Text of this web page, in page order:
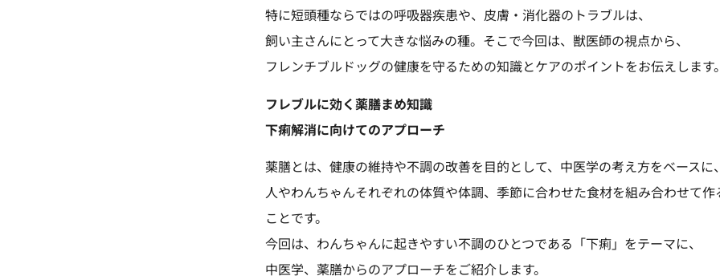
特に短頭種ならではの呼吸器疾患や、皮膚・消化器のトラブルは、
飼い主さんにとって大きな悩みの種。そこで今回は、獣医師の視点から、
フレンチブルドッグの健康を守るための知識とケアのポイントをお伝えします
フレブルに効く薬膳まめ知識
下痢解消に向けてのアプローチ
薬膳とは、健康の維持や不調の改善を目的として、中医学の考え方をベースに
人やわんちゃんそれぞれの体質や体調、季節に合わせた食材を組み合わせて作
ことです。
今回は、わんちゃんに起きやすい不調のひとつである「下痢」をテーマに、
中医学、薬膳からのアプローチをご紹介します。